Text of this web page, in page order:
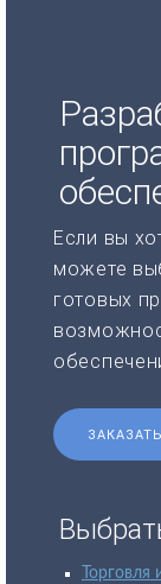
Если вы
можете
готовых
Торговля